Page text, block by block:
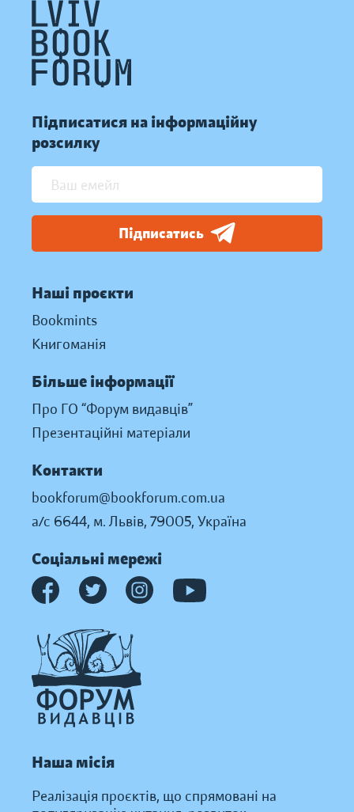
Підписатися на інформаційну
розсилку
Підписатись
Наші проєкти
Bookmints
Книгоманія
Більше інформації
Про ГО “Форум видавців”
Презентаційні матеріали
Контакти
bookforum@bookforum.com.ua
а/с 6644, м. Львів, 79005, Україна
Соціальні мережі
Наша місія
Реалізація проєктів, що спрямовані на